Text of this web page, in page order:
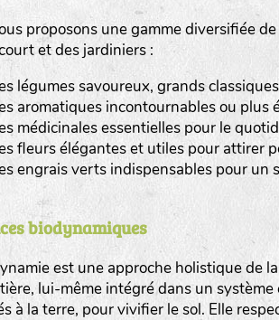
proposons une gamme diversifiée
et des jardiniers :
légumes savoureux, grands
aromatiques incontournables ou
médicinales essentielles pour le
fleurs élégantes et utiles pour attirer
engrais verts indispensables pour un
biodynamiques
est une approche holistique de
lui-même intégré dans un système
à la terre, pour vivifier le sol. Elle
tas de compost
fleurs
animaux domestiques
animaux sauvages
biodiversité cultivée